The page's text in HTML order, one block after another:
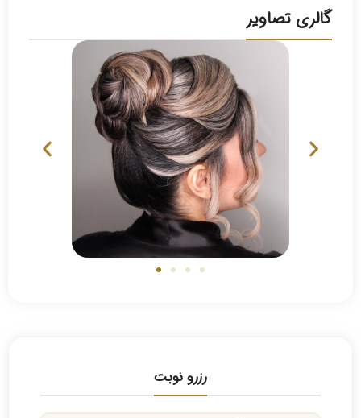
رزرو نوبت
گالری تصاویر